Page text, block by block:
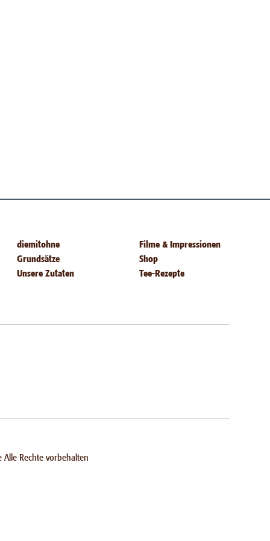
diemitohne
Grundsätze
Unsere Zutaten
Filme & Impressionen
Shop
Tee-Rezepte
Rechte vorbehalten